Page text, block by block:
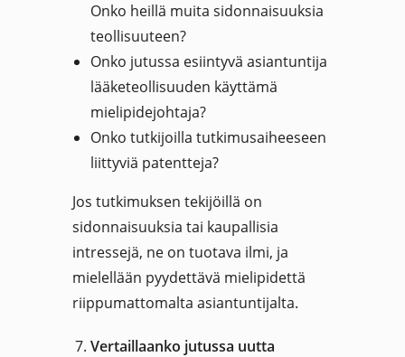
Onko heillä muita sidonnaisuuksia
teollisuuteen?
Onko jutussa esiintyvä asiantuntija
lääketeollisuuden käyttämä
mielipidejohtaja?
Onko tutkijoilla tutkimusaiheeseen
liittyviä patentteja?
Jos tutkimuksen tekijöillä on
sidonnaisuuksia tai kaupallisia
intressejä, ne on tuotava ilmi, ja
mielellään pyydettävä mielipidettä
riippumattomalta asiantuntijalta.
Vertaillaanko jutussa uutta